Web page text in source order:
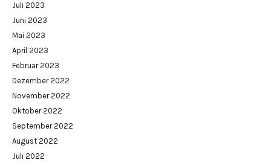
Juli 2023
Juni 2023
Mai 2023
April 2023
Februar 2023
Dezember 2022
November 2022
Oktober 2022
September 2022
August 2022
Juli 2022